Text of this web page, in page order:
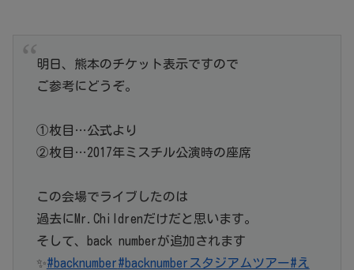
明日、熊本のチケット表示ですので
ご参考にどうぞ。
①枚目…公式より
②枚目…2017年ミスチル公演時の座席
この会場でライブしたのは
過去にMr.Childrenだけだと思います。
そして、back numberが追加されます
✨#backnumber#backnumberスタジアムツアー#え